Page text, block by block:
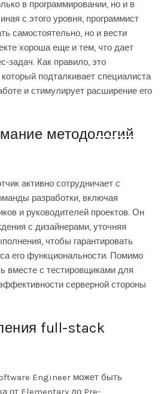
в программировании, но и в
с этого уровня, программист
самостоятельно, но и вести
хороша еще и тем, что дает
задач. Как правило, это
подталкивает специалиста
и стимулирует расширение его
методологий
активно сотрудничает с
разработки, включая
и руководителей проектов. Он
с дизайнерами, уточняя
чтобы гарантировать
его функциональности. Помимо
вместе с тестировщиками для
серверной стороны
full-stack
Engineer может быть
от Elementary до Pre-